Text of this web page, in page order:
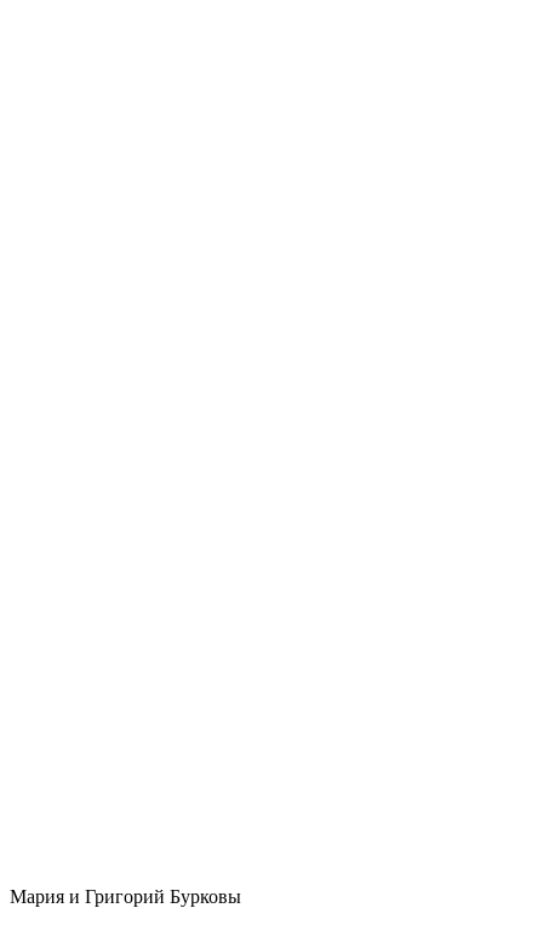
Мария и Григорий Бурковы